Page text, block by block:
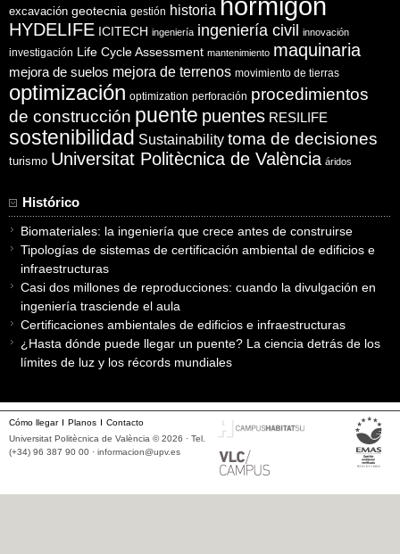
excavación geotecnia gestión historia
HYDELIFE ICITECH ingeniería ingeniería civil innovación
investigación Life Cycle Assessment mantenimiento maquinaria
mejora de suelos mejora de terrenos movimiento de tierras
optimización optimization perforación procedimientos
de construcción puente puentes RESILIFE
sostenibilidad Sustainability toma de decisiones
turismo Universitat Politècnica de València áridos
Histórico
Biomateriales: la ingeniería que crece antes de construirse
Tipologías de sistemas de certificación ambiental de edificios e
infraestructuras
Casi dos millones de reproducciones: cuando la divulgación en
ingeniería trasciende el aula
Certificaciones ambientales de edificios e infraestructuras
¿Hasta dónde puede llegar un puente? La ciencia detrás de los
límites de luz y los récords mundiales
Cómo llegar Planos
Contacto
Universitat Politècnica de València © 2026 · Tel.
(+34) 96 387 90 00 · informacion@upv.es